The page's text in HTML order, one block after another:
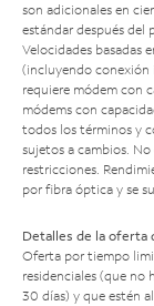
son adicionales en
estándar después del
Velocidades basadas
(incluyendo conexión
requiere módem con
módems con
todos los términos y
sujetos a cambios.
restricciones.
por fibra óptica y se
Detalles de la oferta
Oferta por tiempo
residenciales (que no
30 días) y que estén